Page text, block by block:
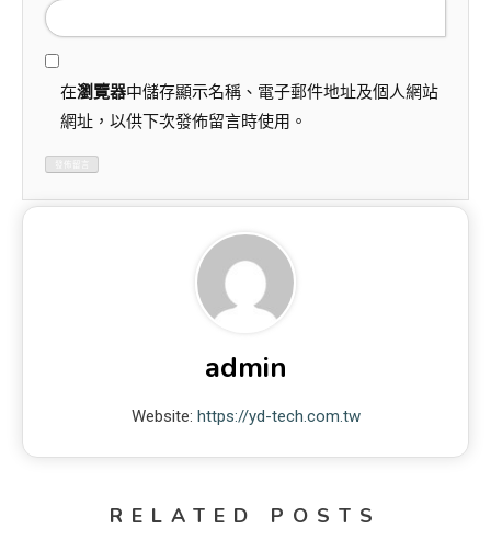
在瀏覽器中儲存顯示名稱、電子郵件地址及個人網站
網址，以供下次發佈留言時使用。
admin
Website: https://yd-tech.com.tw
RELATED POSTS